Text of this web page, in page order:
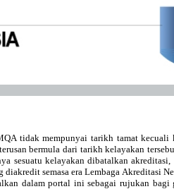
tidak mempunyai tarikh tamat kecuali
bermula dari tarikh kelayakan
sesuatu kelayakan dibatalkan
semasa era Lembaga Akreditasi
dalam portal ini sebagai rujukan bagi